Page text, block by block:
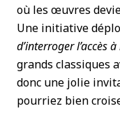
où les œuvres
Une initiative
d’interroger l’accès
grands classiques
donc une jolie
pourriez bien